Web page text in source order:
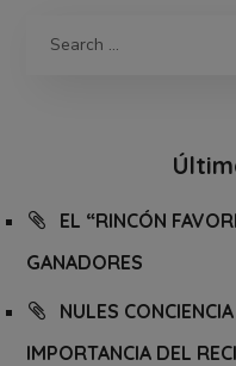
EL “RINCÓN
GANADORES
NULES
IMPORTANCIA DEL